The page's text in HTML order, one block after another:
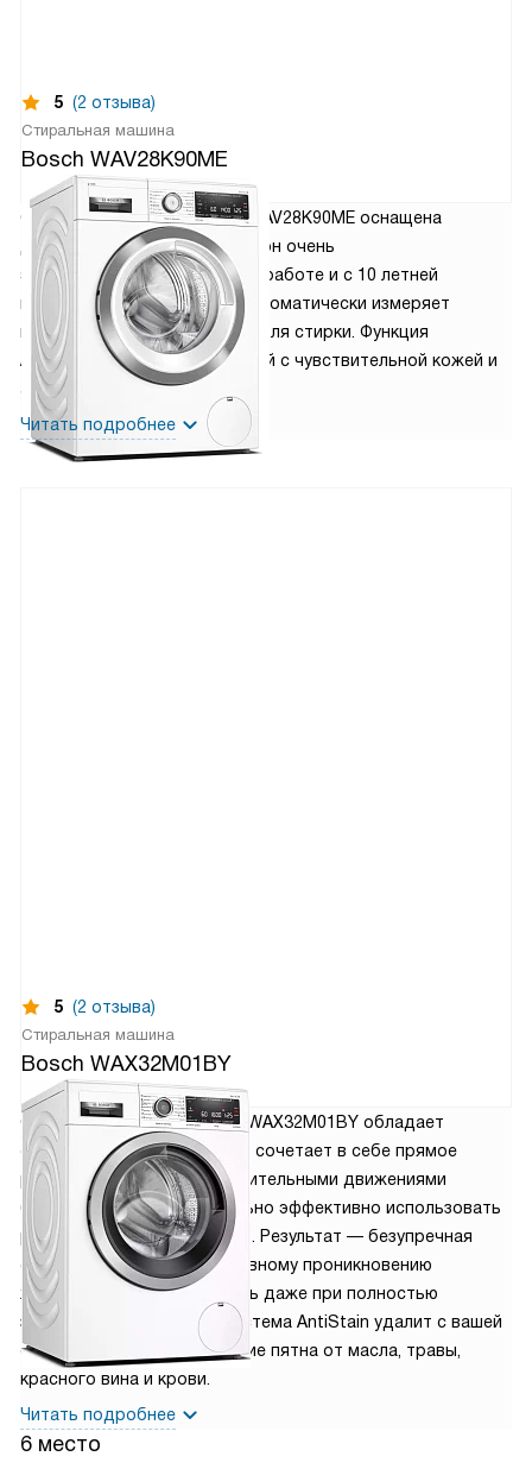
5 (2 отзыва)
Стиральная машина
Bosch WAV28K90ME
126 930руб.
Стиральная машина Bosch WAV28K90ME оснащена
двигателем EcoSilence Drive, он очень
энергоэффективный, тихий в работе и с 10 летней
гарантией. Система i-DOS автоматически измеряет
количество воды и средств для стирки. Функция
AlllergyPlus создана для людей с чувствительной кожей и
аллергией.
Читать подробнее
5 место
5 (2 отзыва)
Стиральная машина
Bosch WAX32M01BY
196 710
руб.
Стиральная машина Bosch WAX32M01BY обладает
системой 4D Wash, которая сочетает в себе прямое
распыление воды с дополнительными движениями
барабана, чтобы максимально эффективно использовать
ресурс и моющее средство. Результат — безупречная
стирка благодаря эффективному проникновению
жидкости и порошка в ткань даже при полностью
заполненном барабане. Система AntiStain удалит с вашей
одежды даже самые стойкие пятна от масла, травы,
красного вина и крови.
Читать подробнее
6 место